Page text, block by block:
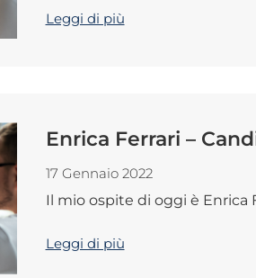
Leggi di più
Enrica Ferrari –
17 Gennaio 2022
Il mio ospite di oggi è Enrica
Leggi di più